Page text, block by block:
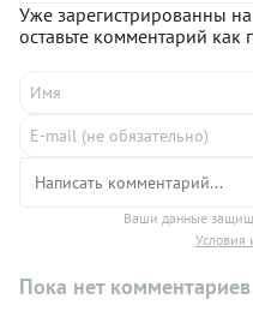
Уже зарегистрированны
оставьте комментарий как
Ваши данные
Условия
Пока нет комментариев